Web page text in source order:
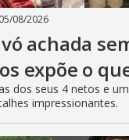
05/08/2026
achada
expõe o
dos seus 4 netos e
impressionantes.